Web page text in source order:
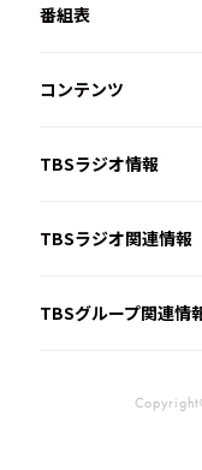
番組表
コンテンツ
TBSラジオ情報
TBSラジオ関連情報
TBSグループ関連情